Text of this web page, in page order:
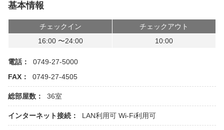
基本情報
チェックイン
チェックアウト
16:00 〜24:00
10:00
電話：
0749-27-5000
FAX：
0749-27-4505
総部屋数： 36室
インターネット接続： LAN利用可 Wi-Fi利用可